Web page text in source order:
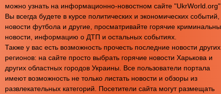
можно узнать на информационно-новостном сайте
Вы всегда будете в курсе политических и экономических событий,
новости футбола и другие, просматривайте горячие
новости, информацию о ДТП и остальных событиях.
Также у вас есть возможность прочесть последние новости других
регионов: на сайте просто выбрать горячие новости Харькова и
других областных городов Украины. Все пользователи портала
имеют возможность не только листать новости и обзоры из
развлекательных категорий. Посетители сайта могут размещать